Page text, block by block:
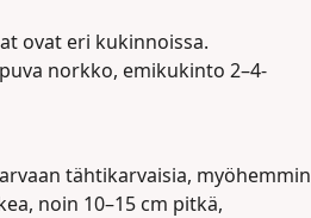
ovat eri kukinnoissa.
norkko, emikukinto 2–4-
tähtikarvaisia, myöhemmin
noin 10–15 cm pitkä,